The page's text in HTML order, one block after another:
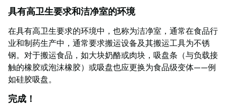
具有高卫生要求和洁净室的环境
在具有高卫生要求的环境中，也称为洁净室，通常在食品行
业和制药生产中，通常要求搬运设备及其搬运工具为不锈
钢。对于搬运食品，如大块奶酪或肉块，吸盘条（与负载接
触的橡胶或泡沫橡胶）或吸盘也应更换为食品级变体——例
如硅胶吸盘。
完成！